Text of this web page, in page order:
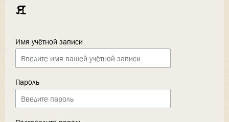
я
Имя учётной записи
Пароль